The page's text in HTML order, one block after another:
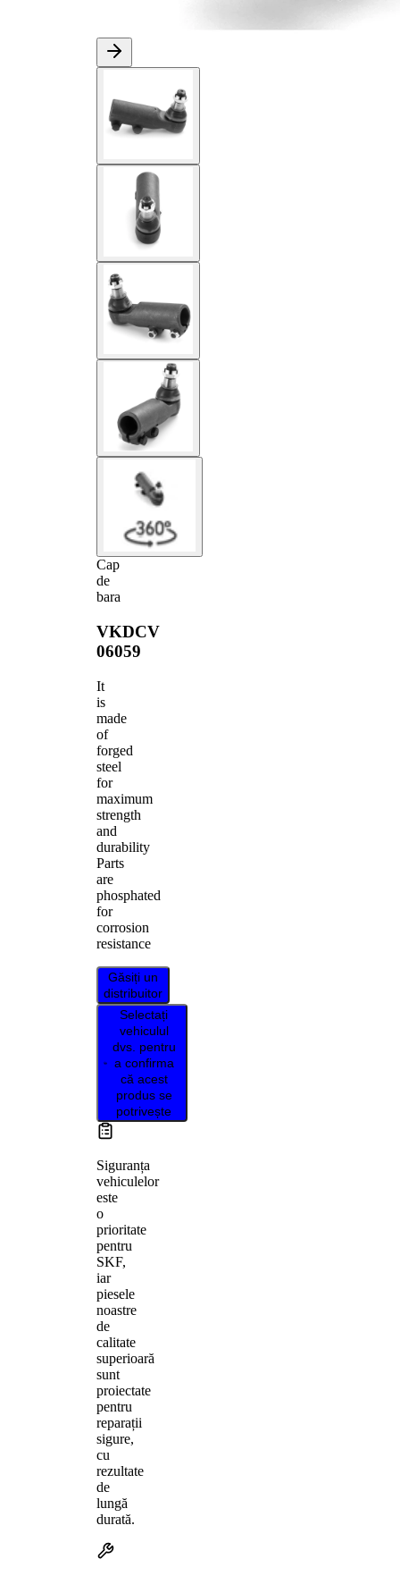
Cap
de
bara
VKDCV
06059
It
is
made
of
forged
steel
for
maximum
strength
and
durability
Parts
are
phosphated
for
corrosion
resistance
Găsiți un
distribuitor
Selectați
vehiculul
dvs. pentru
a confirma
că acest
produs se
potrivește
Siguranța
vehiculelor
este
o
prioritate
pentru
SKF,
iar
piesele
noastre
de
calitate
superioară
sunt
proiectate
pentru
reparații
sigure,
cu
rezultate
de
lungă
durată.